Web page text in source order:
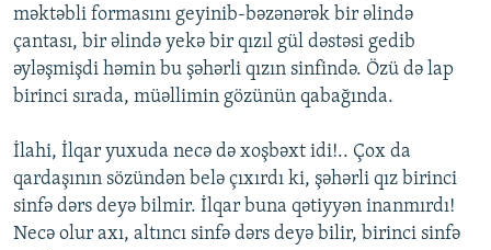
məktəbli formasını geyinib-bəzənərək bir əlində
çantası, bir əlində yekə bir qızıl gül dəstəsi gedib
əyləşmişdi həmin bu şəhərli qızın sinfində. Özü də lap
birinci sırada, müəllimin gözünün qabağında.
İlahi, İlqar yuxuda necə də xoşbəxt idi!.. Çox da
qardaşının sözündən belə çıxırdı ki, şəhərli qız birinci
sinfə dərs deyə bilmir. İlqar buna qətiyyən inanmırdı!
Necə olur axı, altıncı sinfə dərs deyə bilir, birinci sinfə